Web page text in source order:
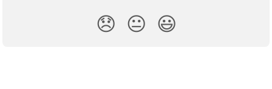
😞 😐 😃